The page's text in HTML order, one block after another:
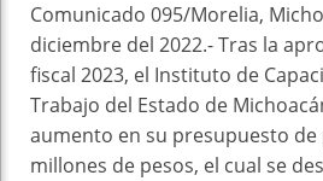
Comunicado 095/Morelia,
diciembre del 2022.- Tras la
fiscal 2023, el Instituto de
Trabajo del Estado de
aumento en su presupuesto de
millones de pesos, el cual se